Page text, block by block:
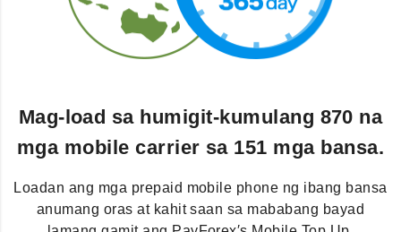
Mag-load sa humigit-kumulang 870 na
mga mobile carrier sa 151 mga bansa.
Loadan ang mga prepaid mobile phone ng ibang bansa
anumang oras at kahit saan sa mababang bayad